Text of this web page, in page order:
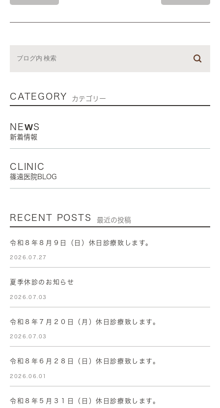
CATEGORY カテゴリー
NEWS
新着情報
CLINIC
篠遠医院BLOG
RECENT POSTS 最近の投稿
令和８年８月９日（日）休日診療致します。
2026.07.27
夏季休診のお知らせ
2026.07.03
令和８年７月２０日（月）休日診療致します。
2026.07.03
令和８年６月２８日（日）休日診療致します。
2026.06.01
令和８年５月３１日（日）休日診療致します。